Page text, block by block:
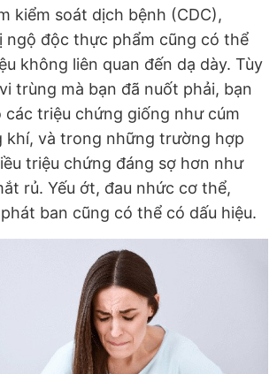
kiểm soát dịch bệnh (CDC),
ngộ độc thực phẩm cũng có thể
không liên quan đến dạ dày. Tùy
trùng mà bạn đã nuốt phải, bạn
các triệu chứng giống như cúm
khí, và trong những trường hợp
triệu chứng đáng sợ hơn như
rủ. Yếu ớt, đau nhức cơ thể,
ban cũng có thể có dấu hiệu.